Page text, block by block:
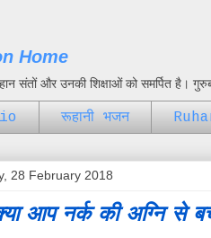
Home
संतों और उनकी शिक्षाओं को समर्पित है।
रूहानी भजन
28 February 2018
आप नर्क की अग्नि से